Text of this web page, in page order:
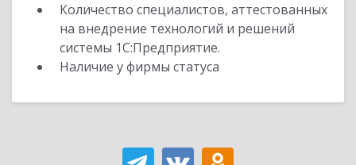
Количество специалистов, аттестованных
на внедрение технологий и решений
системы 1С:Предприятие.
Наличие у фирмы статуса